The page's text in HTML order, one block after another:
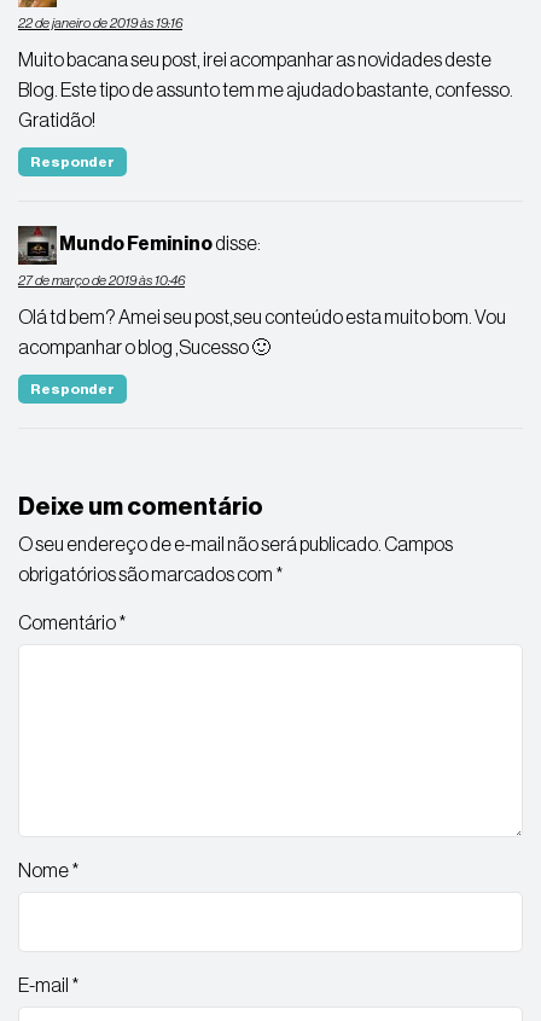
22 de janeiro de 2019 às 19:16
Muito bacana seu post, irei acompanhar as novidades deste
Blog. Este tipo de assunto tem me ajudado bastante, confesso.
Gratidão!
Responder
Mundo Femininodisse:
27 de março de 2019 às 10:46
Olá td bem? Amei seu post,seu conteúdo esta muito bom. Vou
acompanhar o blog ,Sucesso 🙂
Responder
Deixe um comentário
O seu endereço de e-mail não será publicado. Campos
obrigatórios são marcados com *
Comentário*
Nome*
E-mail *